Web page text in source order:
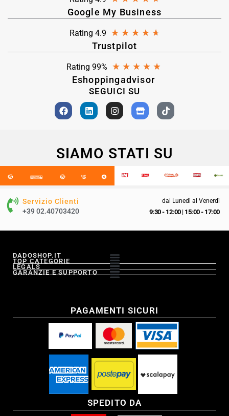
Google My Business
Rating 4.9 ★ ★ ★ ★ ★
Trustpilot
Rating 99% ★ ★ ★ ★ ★
Eshoppingadvisor
SEGUICI SU
SIAMO STATI SU
Servizio Clienti
+39 02.40703420
dal Lunedì al Venerdì
9:30 - 12:00| 15:00 - 17:00
DADOSHOP.IT
TOP CATEGORIE
LEGALS
GARANZIE E SUPPORTO
PAGAMENTI SICURI
SPEDITO DA